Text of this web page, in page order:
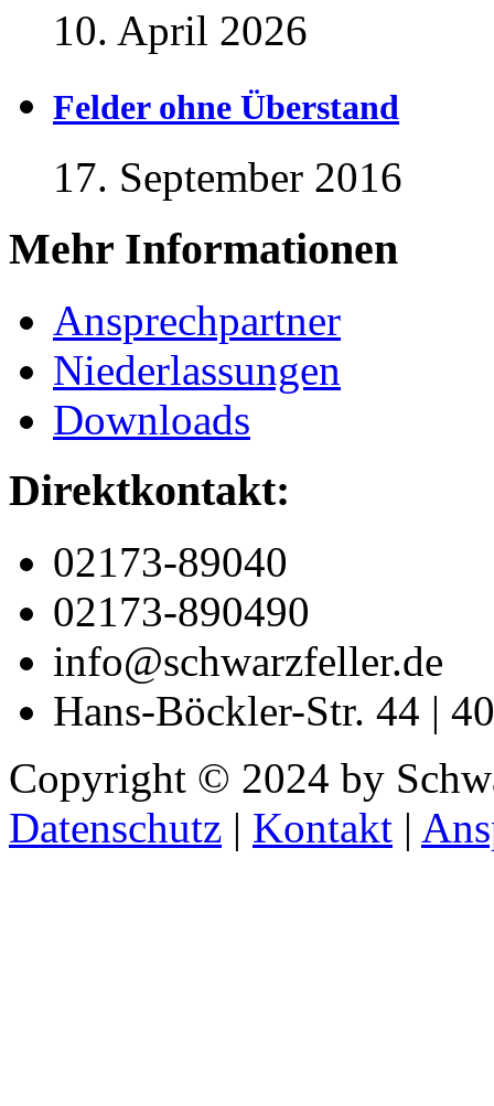
10. April 2026
Felder ohne Überstand
17. September 2016
Mehr Informationen
Ansprechpartner
Niederlassungen
Downloads
Direktkontakt:
02173-89040
02173-890490
info@schwarzfeller.de
Hans-Böckler-Str. 44 |
Copyright © 2024 by
Datenschutz | Kontakt |